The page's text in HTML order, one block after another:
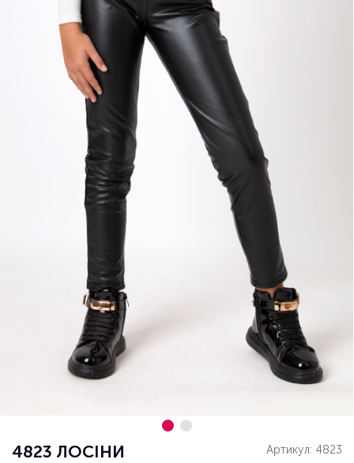
4823 ЛОСІНИ Артикул: 4823